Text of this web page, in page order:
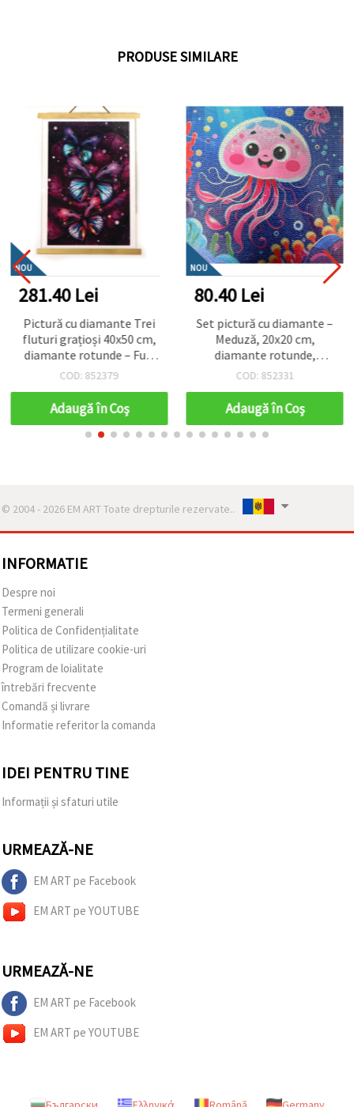
PRODUSE SIMILARE
NOU
281.40 Lei
Pictură cu diamante Trei
fluturi grațioși 40x50 cm,
diamante rotunde – Full
Drill cu ramă parțială –
inspirată de natură și
decor elegant al casei
JSFH78641
COD: 852379
Adaugă în Coş
NOU
80.40 Lei
Set pictură cu diamante –
Meduză, 20x20 cm,
diamante rotunde,
acoperire parțială
COD: 852331
Adaugă în Coş
© 2004 - 2026 EM ART Toate drepturile rezervate..
INFORMATIE
Despre noi
Termeni generali
Politica de Confidențialitate
Politica de utilizare cookie-uri
Program de loialitate
întrebări frecvente
Comandă și livrare
Informatie referitor la comanda
IDEI PENTRU TINE
Informații și sfaturi utile
URMEAZĂ-NE
EM ART pe Facebook
EM ART pe YOUTUBE
URMEAZĂ-NE
EM ART pe Facebook
EM ART pe YOUTUBE